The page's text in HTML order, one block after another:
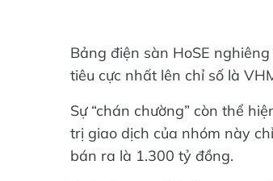
Bảng điện sàn HoSE
tiêu cực nhất lên chỉ số là
Sự “chán chường” còn thể
trị giao dịch của nhóm này
bán ra là 1.300 tỷ đồng.